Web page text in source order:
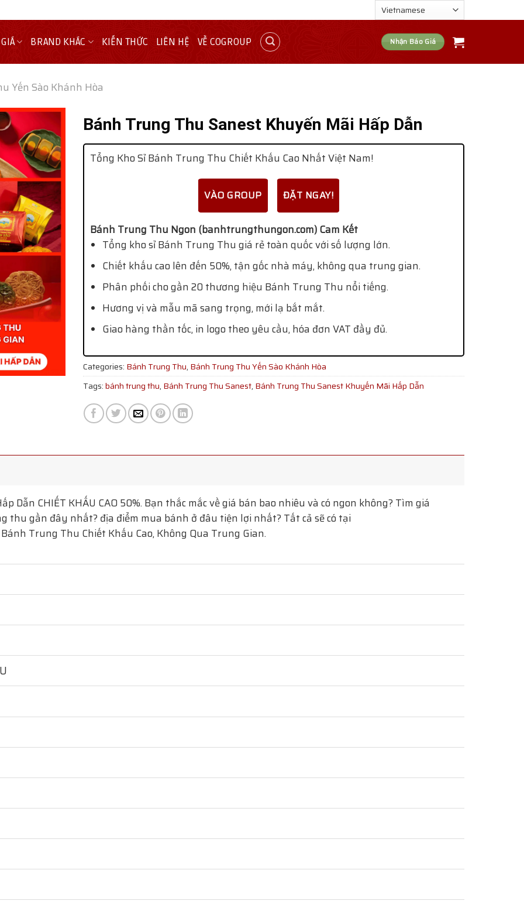
BRAND KHÁC KIẾN THỨC LIÊN HỆ VỀ COGROUP Nhận Báo Giá
Yến Sào Khánh Hòa
Bánh Trung Thu Sanest Khuyến Mãi Hấp Dẫn
Tổng Kho Sỉ Bánh Trung Thu Chiết Khấu Cao Nhất Việt Nam!
VÀO GROUP ĐẶT NGAY!
Bánh Trung Thu Ngon (banhtrungthungon.com) Cam Kết
Tổng kho sỉ Bánh Trung Thu giá rẻ toàn quốc với số lượng lớn.
Chiết khấu cao lên đến 50%, tận gốc nhà máy, không qua trung gian.
Phân phối cho gần 20 thương hiệu Bánh Trung Thu nổi tiếng.
Hương vị và mẫu mã sang trọng, mới lạ bắt mắt.
Giao hàng thần tốc, in logo theo yêu cầu, hóa đơn VAT đầy đủ.
Categories: Bánh Trung Thu, Bánh Trung Thu Yến Sào Khánh Hòa
Tags:bánh trung thu, Bánh Trung Thu Sanest, Bánh Trung Thu Sanest Khuyến Mãi Hấp Dẫn
Dẫn CHIẾT KHẤU CAO 50%. Bạn thắc mắc về giá bán bao nhiêu và có ngon không? Tìm giá
thu gần đây nhất? địa điểm mua bánh ở đâu tiện lợi nhất? Tất cả sẽ có tại
Trung Thu Chiết Khấu Cao, Không Qua Trung Gian.